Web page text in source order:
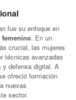
fue su enfoque en
femenino. En un
crucial, las mujeres
técnicas avanzadas
y defensa digital. A
ofreció formación
nuevas
sector.